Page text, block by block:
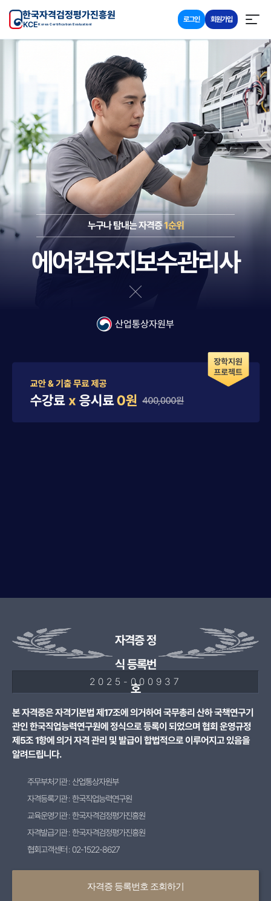
한국자격검정평가진흥원
KCEKorea Certification Evaluationl
로그인 회원가입
누구나 탐내는 자격증1순위
에어컨유지보수관리사
산업통상자원부
자격증 정
식 등록번
호
2025-000937
본 자격증은 자격기본법 제17조에 의거하여 국무총리 산하 국책연구기
관인 한국직업능력연구원에 정식으로 등록이 되었으며 협회 운영규정
제5조 1항에 의거 자격 관리 및 발급이 합법적으로 이루어지고 있음을
알려드립니다.
주무부처기관 : 산업통상자원부
자격등록기관 : 한국직업능력연구원
교육운영기관 : 한국자격검정평가진흥원
자격발급기관 : 한국자격검정평가진흥원
협회고객센터 : 02-1522-8627
자격증 등록번호 조회하기